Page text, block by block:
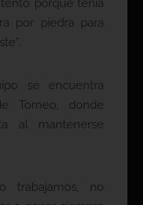
porque tenía
por piedra para
se encuentra
Torneo, donde
al mantenerse
trabajamos, no